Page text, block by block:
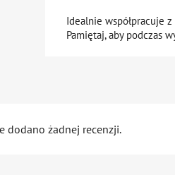
Idealnie współpracuje z
Pamiętaj, aby podczas
dodano żadnej recenzji.